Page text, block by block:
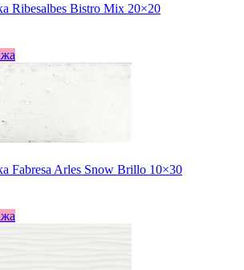
Ribesalbes Bistro Mix 20×20
Fabresa Arles Snow Brillo 10×30